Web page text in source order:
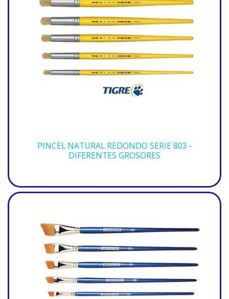
PINCEL NATURAL REDONDO SERIE 803 -
DIFERENTES GROSORES